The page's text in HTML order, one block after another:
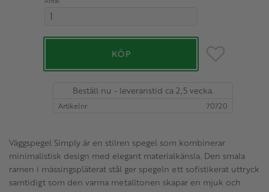
KÖP Lägg till i
Beställ nu - leveranstid ca 2,5 vecka.
Artikelnr 70720
Väggspegel Simply är en stilren spegel som kombinerar
minimalistisk design med elegant materialkänsla. Den smala
ramen i mässingspläterat stål ger spegeln ett sofistikerat uttryck
samtidigt som den varma metalltonen skapar en mjuk och